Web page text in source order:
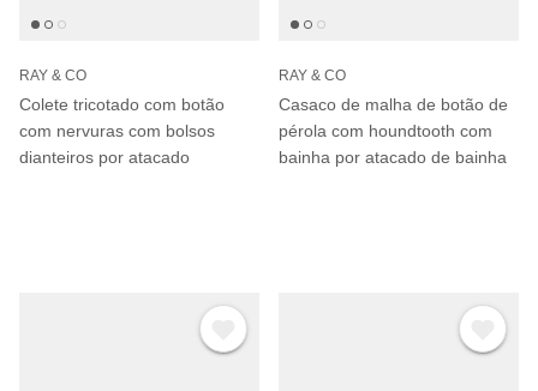
RAY & CO
Colete tricotado com botão
com nervuras com bolsos
dianteiros por atacado
RAY & CO
Casaco de malha de botão de
pérola com houndtooth com
bainha por atacado de bainha